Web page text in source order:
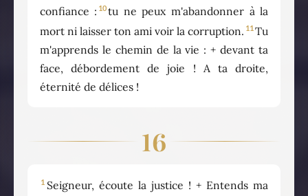
confiance : 10tu ne peux m'abandonner à la
mort ni laisser ton ami voir la corruption. 11 Tu
m'apprends le chemin de la vie : + devant ta
face, débordement de joie ! A ta droite,
éternité de délices !
16
1 Seigneur, écoute la justice ! + Entends ma